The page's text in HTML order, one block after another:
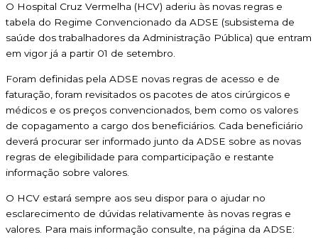
O Hospital Cruz Vermelha (HCV) aderiu às novas regras e
tabela do Regime Convencionado da ADSE (subsistema de
saúde dos trabalhadores da Administração Pública) que entram
em vigor já a partir 01 de setembro.
Foram definidas pela ADSE novas regras de acesso e de
faturação, foram revisitados os pacotes de atos cirúrgicos e
médicos e os preços convencionados, bem como os valores
de copagamento a cargo dos beneficiários. Cada beneficiário
deverá procurar ser informado junto da ADSE sobre as novas
regras de elegibilidade para comparticipação e restante
informação sobre valores.
O HCV estará sempre aos seu dispor para o ajudar no
esclarecimento de dúvidas relativamente às novas regras e
valores. Para mais informação consulte, na página da ADSE: